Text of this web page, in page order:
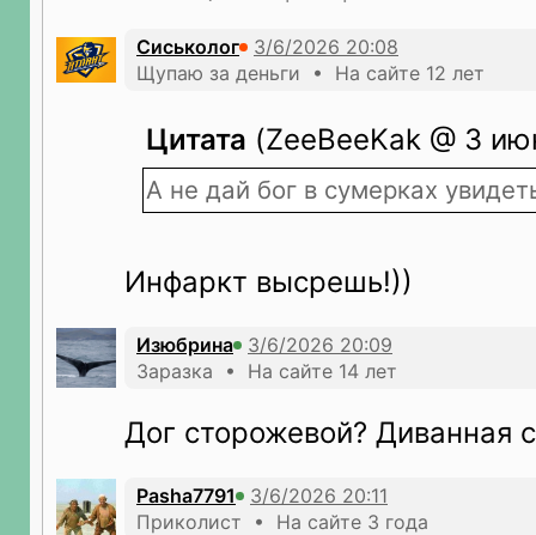
Сиськолог
Щупаю за деньги • На сайте 12 лет
Цитата (ZeeBeeKak @ 3
А не дай бог в сумерках
Инфаркт высрешь!))
Изюбрина
Заразка • На сайте 14 лет
Дог сторожевой? Диванная
Pasha7791
Приколист • На сайте 3 года